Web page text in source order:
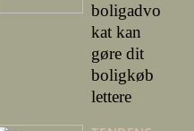
boligadvo
kat kan
gøre dit
boligkøb
lettere